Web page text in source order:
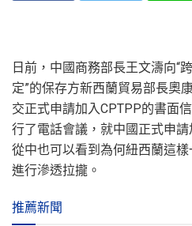
日前，中國商務部長王文濤向“
定”的保存方新西蘭貿易部長奧
交正式申請加入CPTPP的書面
行了電話會議，就中國正式申
從中也可以看到為何紐西蘭這
進行滲透拉攏。
推薦新聞